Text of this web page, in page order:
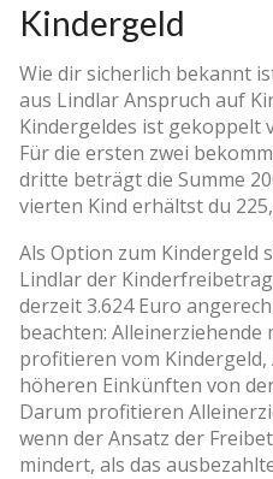
Kindergeld
Wie dir sicherlich bekannt
aus Lindlar Anspruch auf
Kindergeldes ist gekoppelt
Für die ersten zwei
dritte beträgt die Summe
vierten Kind erhältst du
Als Option zum Kindergeld
Lindlar der
derzeit 3.624 Euro
beachten: Alleinerziehende
profitieren vom
höheren Einkünften von
Darum profitieren
wenn der Ansatz der
mindert, als das